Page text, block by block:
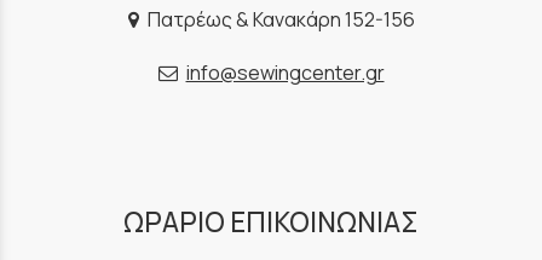
Πατρέως & Κανακάρη 152-156
info@sewingcenter.gr
ΩΡΑΡΙΟ ΕΠΙΚΟΙΝΩΝΙΑΣ